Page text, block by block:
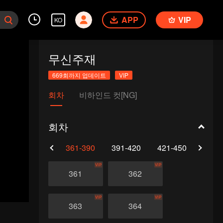
KO APP VIP
무신주재
669회까지 업데이트 VIP
회차 비하인드 컷[NG]
회차
361-390 391-420 421-450
361
VIP
362
VIP
363
VIP
364
VIP